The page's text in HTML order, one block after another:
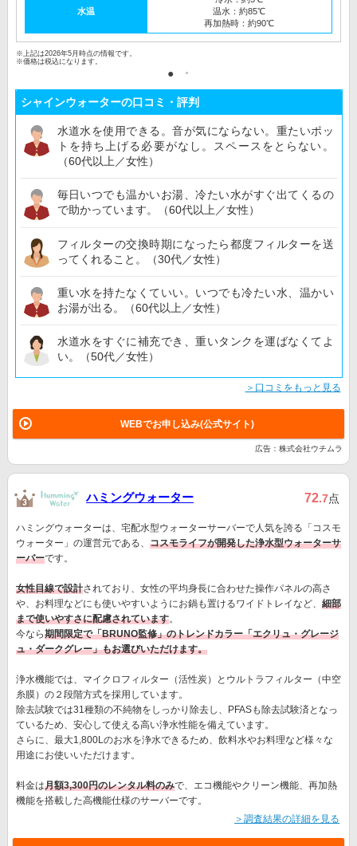
水温
温水：約85℃
再加熱時：約90℃
※上記は2026年5月時点の情報です。
※価格は税込になります。
シャインウォーターの口コミ・評判
水道水を使用できる。音が気にならない。重たいポッ
トを持ち上げる必要がなし。スペースをとらない。
（60代以上／女性）
毎日いつでも温かいお湯、冷たい水がすぐ出てくるの
で助かっています。（60代以上／女性）
フィルターの交換時期になったら都度フィルターを送
ってくれること。（30代／女性）
重い水を持たなくていい。いつでも冷たい水、温かい
お湯が出る。（60代以上／女性）
水道水をすぐに補充でき、重いタンクを運ばなくてよ
い。（50代／女性）
＞口コミをもっと見る
WEBでお申し込み(公式サイト)
広告：株式会社ウチムラ
ハミングウォーター 72.7点
ハミングウォーターは、宅配水型ウォーターサーバーで人気を誇る「コスモ
ウォーター」の運営元である、 コスモライフが開発した浄水型ウォーターサ
ーバーです。
女性目線で設計されており、女性の平均身長に合わせた操作パネルの高さ
や、お料理などにも使いやすいようにお鍋も置けるワイドトレイなど、 細部
まで使いやすさに配慮されています。
今なら期間限定で「BRUNO監修」のトレンドカラー「エクリュ・グレージ
ュ・ダークグレー」もお選びいただけます。
浄水機能では、マイクロフィルター（活性炭）とウルトラフィルター（中空
糸膜）の２段階方式を採用しています。
除去試験では31種類の不純物をしっかり除去し、PFASも除去試験済となっ
ているため、安心して使える高い浄水性能を備えています。
さらに、最大1,800Lのお水を浄水できるため、飲料水やお料理など様々な
用途にお使いいただけます。
料金は月額3,300円のレンタル料のみで、エコ機能やクリーン機能、再加熱
機能を搭載した高機能仕様のサーバーです。
＞調査結果の詳細を見る